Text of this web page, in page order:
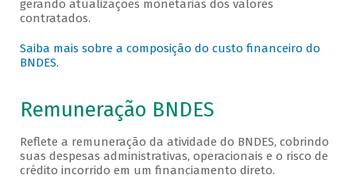
gerando atualizações monetárias dos valores
contratados.
Saiba mais sobre a composição do custo financeiro do
BNDES.
Remuneração BNDES
Reflete a remuneração da atividade do BNDES, cobrindo
suas despesas administrativas, operacionais e o risco de
crédito incorrido em um financiamento direto.